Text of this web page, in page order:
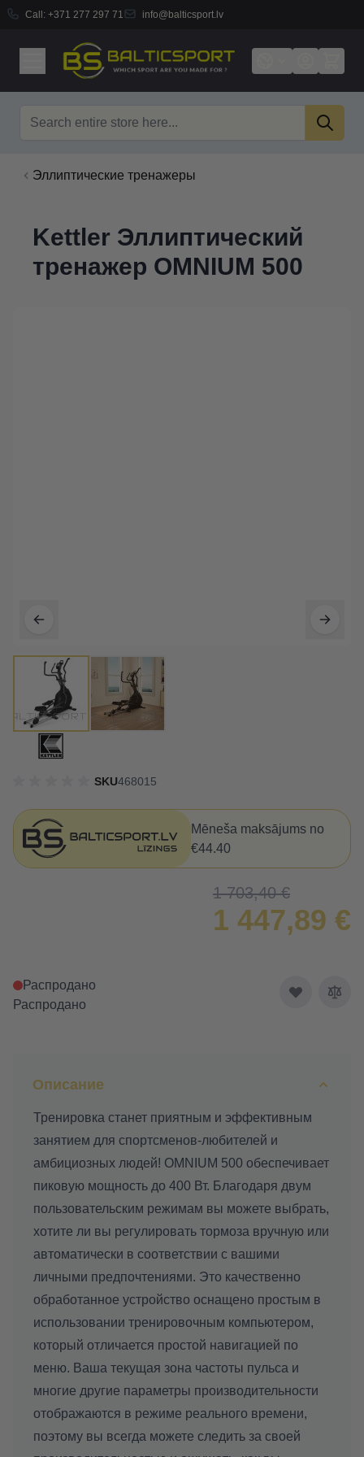
Call: +371 277 297 71 info@balticsport.lv
Эллиптические тренажеры
Kettler Эллиптический
тренажер OMNIUM 500
SKU468015
Mēneša maksājums no
€44.40
1 703,40 €
1 447,89 €
Распродано
Распродано
Описание
Тренировка станет приятным и эффективным
занятием для спортсменов-любителей и
амбициозных людей! OMNIUM 500 обеспечивает
пиковую мощность до 400 Вт. Благодаря двум
пользовательским режимам вы можете выбрать,
хотите ли вы регулировать тормоза вручную или
автоматически в соответствии с вашими
личными предпочтениями. Это качественно
обработанное устройство оснащено простым в
использовании тренировочным компьютером,
который отличается простой навигацией по
меню. Ваша текущая зона частоты пульса и
многие другие параметры производительности
отображаются в режиме реального времени,
поэтому вы всегда можете следить за своей